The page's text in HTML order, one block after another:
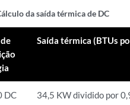
da saída térmica de DC
Saída térmica (BTUs
DC
34,5 KW dividido por